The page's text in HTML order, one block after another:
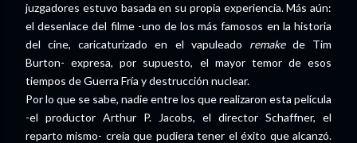
juzgadores estuvo basada en su propia experiencia. Más aún:
el desenlace del filme -uno de los más famosos en la historia
del cine, caricaturizado en el vapuleado remakede Tim
Burton- expresa, por supuesto, el mayor temor de esos
tiempos de Guerra Fría y destrucción nuclear.
Por lo que se sabe, nadie entre los que realizaron esta película
-el productor Arthur P. Jacobs, el director Schaffner, el
reparto mismo- creía que pudiera tener el éxito que alcanzó.